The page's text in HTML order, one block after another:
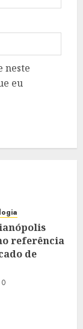
neste
eu
referência
de
0